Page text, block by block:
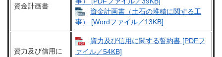
資金計画書
資金計画書（土石の堆積に関する工
事） [Wordファイル／13KB]
資力及び信用に
資力及び信用に関する誓約書 [PDFフ
ァイル／54KB]